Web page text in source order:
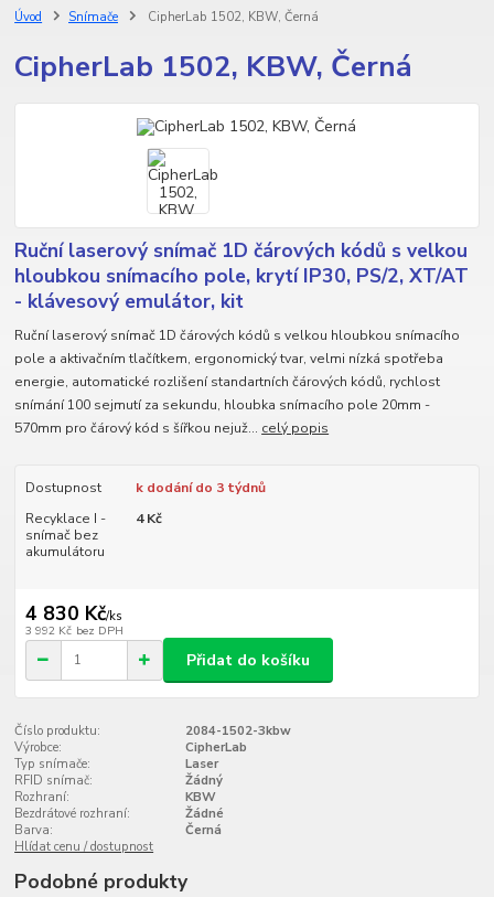
Úvod Snímače CipherLab 1502, KBW, Černá
CipherLab 1502, KBW, Černá
Ruční laserový snímač 1D čárových kódů s velkou
hloubkou snímacího pole, krytí IP30, PS/2, XT/AT
- klávesový emulátor, kit
Ruční laserový snímač 1D čárových kódů s velkou hloubkou snímacího
pole a aktivačním tlačítkem, ergonomický tvar, velmi nízká spotřeba
energie, automatické rozlišení standartních čárových kódů, rychlost
snímání 100 sejmutí za sekundu, hloubka snímacího pole 20mm -
570mm pro čárový kód s šířkou nejuž... celý popis
Dostupnost
k dodání do 3 týdnů
Recyklace I -
snímač bez
akumulátoru
4 Kč
4 830 Kč/ks
3 992 Kč bez DPH
Přidat do košíku
Číslo produktu:
2084-1502-3kbw
Výrobce:
CipherLab
Typ snímače:
Laser
RFID snímač:
Žádný
Rozhraní:
KBW
Bezdrátové rozhraní:
Žádné
Barva:
Černá
Hlídat cenu / dostupnost
Podobné produkty